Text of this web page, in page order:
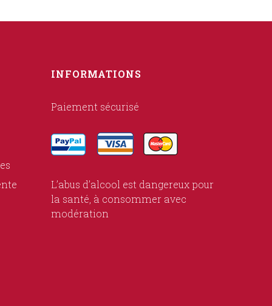
INFORMATIONS
Paiement sécurisé
L’abus d’alcool est dangereux pour
la santé, à consommer avec
modération